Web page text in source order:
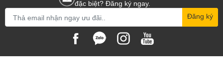
đặc biệt? Đăng ký ngay.
Đăng ký